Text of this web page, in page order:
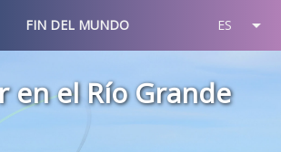
FIN DEL MUNDO ES arrow_drop_down
en el Río Grande